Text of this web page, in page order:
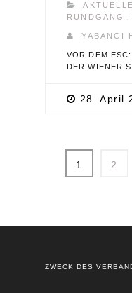
RUNDGANG
,
YABANCI
VOR DEM
DER WIENER
28. April
1 2
ZWECK DES